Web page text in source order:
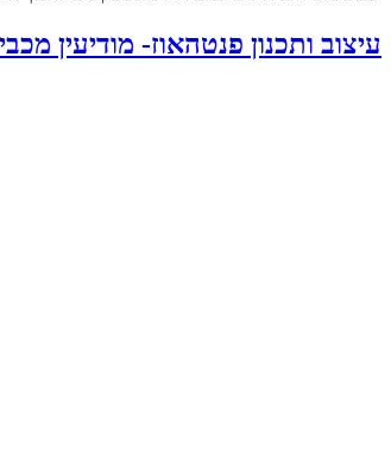
עיצוב ותכנון פנטהאוז- מודיעין